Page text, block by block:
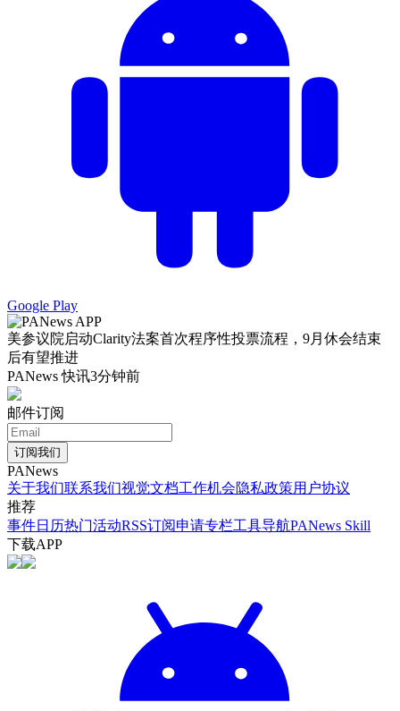
Google Play
美参议院启动Clarity法案首次程序性投票流程，9月休会结束
后有望推进
PANews 快讯3分钟前
邮件订阅
订阅我们
PANews
关于我们联系我们视觉文档工作机会隐私政策用户协议
推荐
事件日历热门活动RSS订阅申请专栏工具导航PANews Skill
下载APP